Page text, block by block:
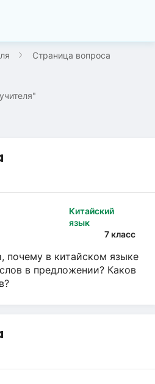
Страница вопроса
Китайский
язык
7 класс
почему в китайском языке
в предложении? Каков